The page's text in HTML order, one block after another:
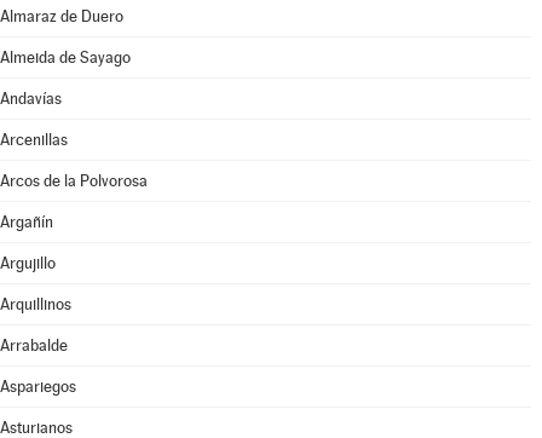
Almaraz de Duero
Almeida de Sayago
Andavías
Arcenillas
Arcos de la Polvorosa
Argañín
Argujillo
Arquillinos
Arrabalde
Aspariegos
Asturianos